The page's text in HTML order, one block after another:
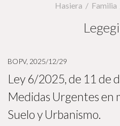
Hasiera Familia
BOPV, 2025/12/29
Ley 6/2025, de 11 de
Medidas Urgentes en
Suelo y Urbanismo.